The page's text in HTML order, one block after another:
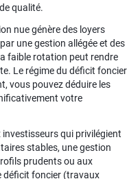
qualité.
nue génère des loyers
une gestion allégée et des
faible rotation peut rendre
Le régime du déficit foncier
vous pouvez déduire les
votre
investisseurs qui privilégient
stables, une gestion
prudents ou aux
déficit foncier (travaux